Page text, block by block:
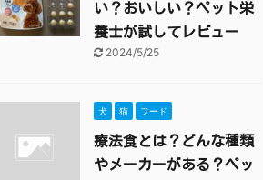
い？おいしい？ペット栄
養士が試してレビュー
2024/5/25
犬 猫 フード
療法食とは？どんな種類
やメーカーがある？ペッ